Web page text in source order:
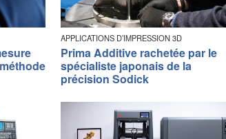
APPLICATIONS D’IMPRESSION 3D
Prima Additive rachetée par le
spécialiste japonais de la
précision Sodick